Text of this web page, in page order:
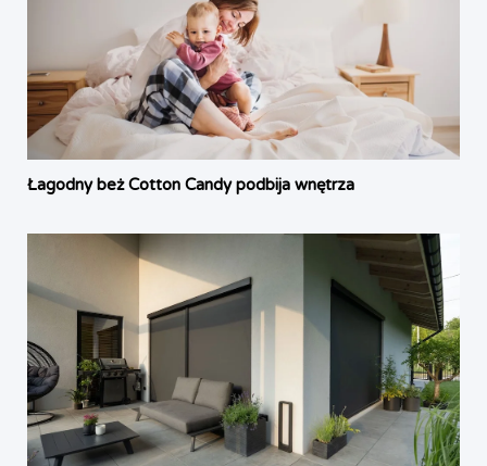
Łagodny beż Cotton Candy podbija wnętrza